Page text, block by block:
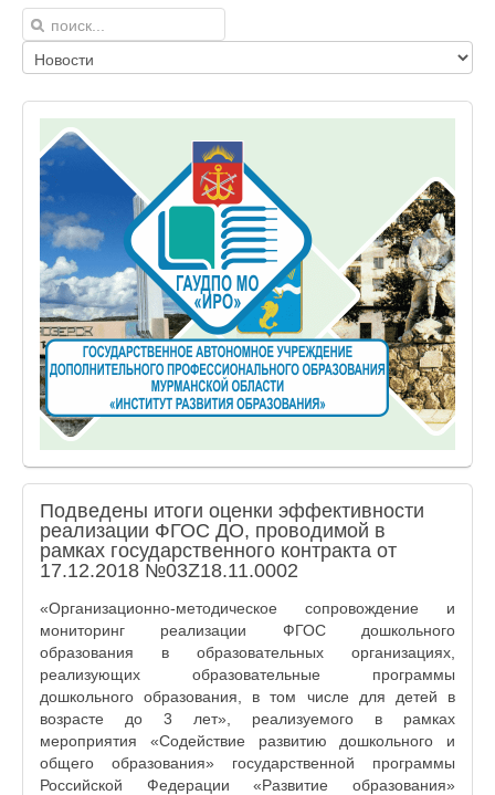
Подведены итоги оценки эффективности
реализации ФГОС ДО, проводимой в
рамках государственного контракта от
17.12.2018 №03Z18.11.0002
«Организационно-методическое сопровождение и
мониторинг реализации ФГОС дошкольного
образования в образовательных организациях,
реализующих образовательные программы
дошкольного образования, в том числе для детей в
возрасте до 3 лет», реализуемого в рамках
мероприятия «Содействие развитию дошкольного и
общего образования» государственной программы
Российской Федерации «Развитие образования»